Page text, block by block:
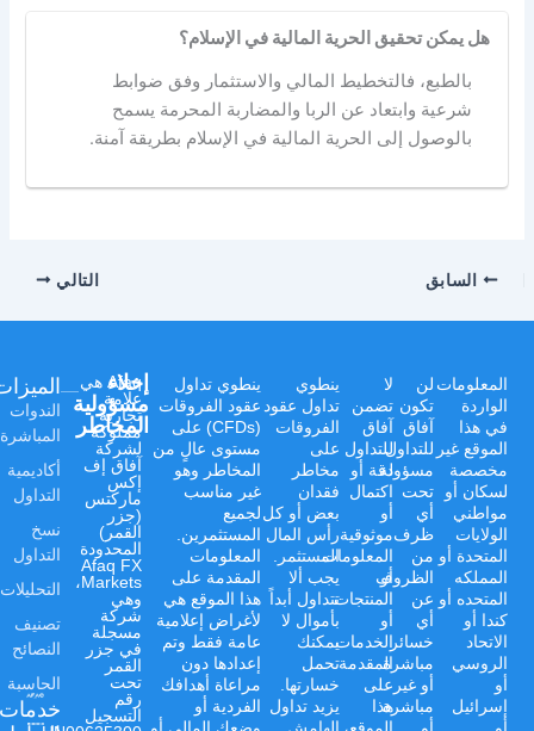
هل يمكن تحقيق الحرية المالية في الإسلام؟
بالطبع، فالتخطيط المالي والاستثمار وفق ضوابط
شرعية وابتعاد عن الربا والمضاربة المحرمة يسمح
بالوصول إلى الحرية المالية في الإسلام بطريقة آمنة.
السابق التالي
الميزات
الندوات
المباشرة
أكاديمية
التداول
نسخ
التداول
التحليلات
تصنيف
النصائح
الحاسبة
خدمات
Afaq هي
علامة
تجارية
مملوكة
لشركة
آفاق إف
إكس
ماركتس
(جزر
القمر)
المحدودة
Afaq FX
Markets،
وهي
شركة
مسجلة
في جزر
القمر
تحت
رقم
التسجيل
إخلاء
مسؤولية
المخاطر
ينطوي تداول
عقود الفروقات
(CFDs) على
مستوى عالٍ من
المخاطر وهو
غير مناسب
لجميع
المستثمرين.
المعلومات
المقدمة على
هذا الموقع هي
لأغراض إعلامية
عامة فقط وتم
إعدادها دون
مراعاة أهدافك
الفردية أو
ينطوي
تداول عقود
الفروقات
على
مخاطر
فقدان
بعض أو كل
رأس المال
المستثمر.
يجب ألا
تتداول أبداً
بأموال لا
يمكنك
تحمل
خسارتها.
يزيد تداول
لا
تضمن
آفاق
للتداول
دقة أو
اكتمال
أو
موثوقية
المعلومات
أو
المنتجات
أو
الخدمات
المقدمة
على
هذا
لن
تكون
آفاق
للتداول
مسؤولة
تحت
أي
ظرف
من
الظروف
عن
أي
خسائر
مباشرة
أو غير
مباشرة
المعلومات
الواردة
في هذا
الموقع غير
مخصصة
لسكان أو
مواطني
الولايات
المتحدة أو
المملكه
المتحده أو
كندا أو
الاتحاد
الروسي
أو
إسرائيل